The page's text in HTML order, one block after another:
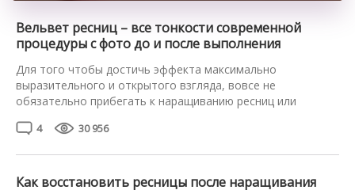
Вельвет ресниц – все тонкости современной
процедуры с фото до и после выполнения
Для того чтобы достичь эффекта максимально
выразительного и открытого взгляда, вовсе не
обязательно прибегать к наращиванию ресниц или
Зрительно их удлинить, сделать более пушистыми,
деталях и продемонстрируем результат на фото. Что
4 30 956
Как восстановить ресницы после наращивания